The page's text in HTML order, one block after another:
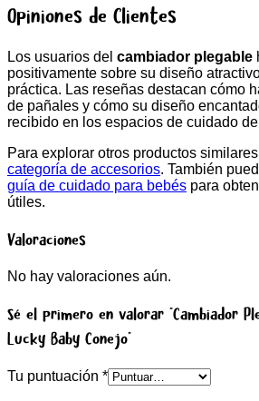
Opiniones de Clientes
Los usuarios del cambiador plegable
positivamente sobre su diseño
práctica. Las reseñas destacan cómo
de pañales y cómo su diseño
recibido en los espacios de cuidado
Para explorar otros productos
categoría de accesorios. También
guía de cuidado para bebés para
útiles.
Valoraciones
No hay valoraciones aún.
Sé el primero en valorar “Cambiador
Lucky Baby Conejo”
Tu puntuación *